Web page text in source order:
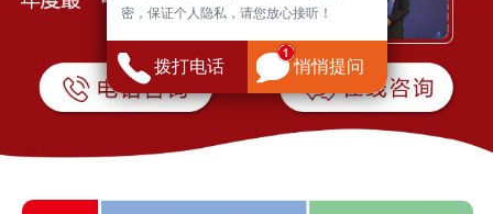
密，保证个人隐私，请您放心接听！
拨打电话 悄悄提问